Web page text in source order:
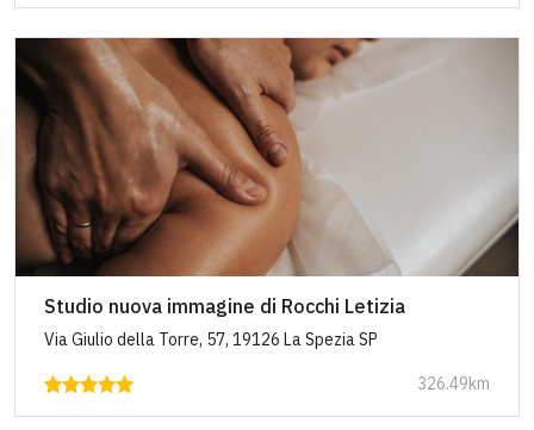
Studio nuova immagine di Rocchi Letizia
Via Giulio della Torre, 57, 19126 La Spezia SP
326.49km